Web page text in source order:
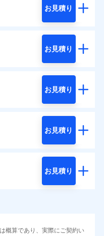
お見積り
お見積り
お見積り
お見積り
お見積り
概算であり、実際にご契約い